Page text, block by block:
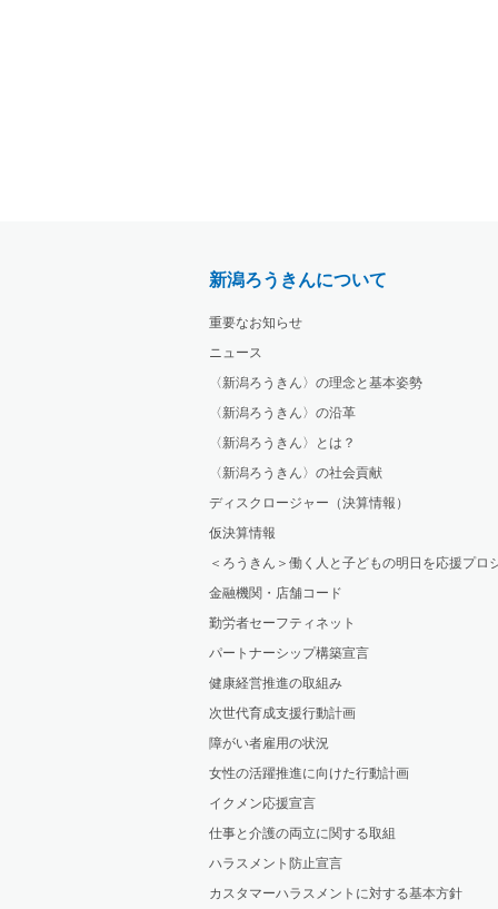
新潟ろうきんについて
重要なお知らせ
ニュース
〈新潟ろうきん〉の理念と基本姿勢
〈新潟ろうきん〉の沿革
〈新潟ろうきん〉とは？
〈新潟ろうきん〉の社会貢献
ディスクロージャー（決算情報）
仮決算情報
＜ろうきん＞働く人と子どもの明日を応援プロ
金融機関・店舗コード
勤労者セーフティネット
パートナーシップ構築宣言
健康経営推進の取組み
次世代育成支援行動計画
障がい者雇用の状況
女性の活躍推進に向けた行動計画
イクメン応援宣言
仕事と介護の両立に関する取組
ハラスメント防止宣言
カスタマーハラスメントに対する基本方針